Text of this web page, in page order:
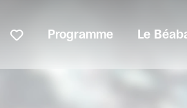
Programme Le